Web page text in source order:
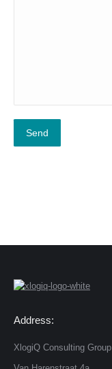
Address:
XlogiQ Consulting Group